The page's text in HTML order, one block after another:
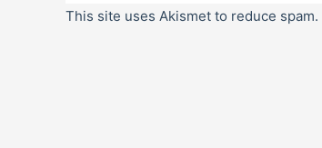
This site uses Akismet to reduce spam.